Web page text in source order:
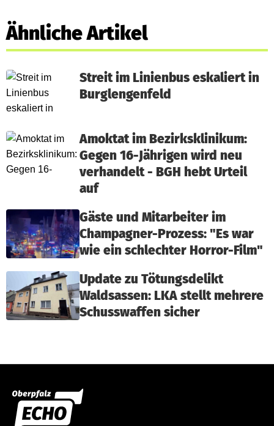
Ähnliche Artikel
Streit im Linienbus eskaliert in
Burglengenfeld
Amoktat im Bezirksklinikum:
Gegen 16-Jährigen wird neu
verhandelt - BGH hebt Urteil
auf
Gäste und Mitarbeiter im
Champagner-Prozess: "Es war
wie ein schlechter Horror-Film"
Update zu Tötungsdelikt
Waldsassen: LKA stellt mehrere
Schusswaffen sicher